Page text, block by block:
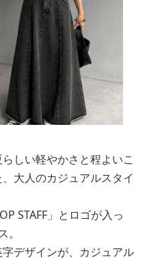
しい軽やかさと程よいこ
大人のカジュアルスタイ
STAFF」とロゴが入っ
デザインが、カジュアル